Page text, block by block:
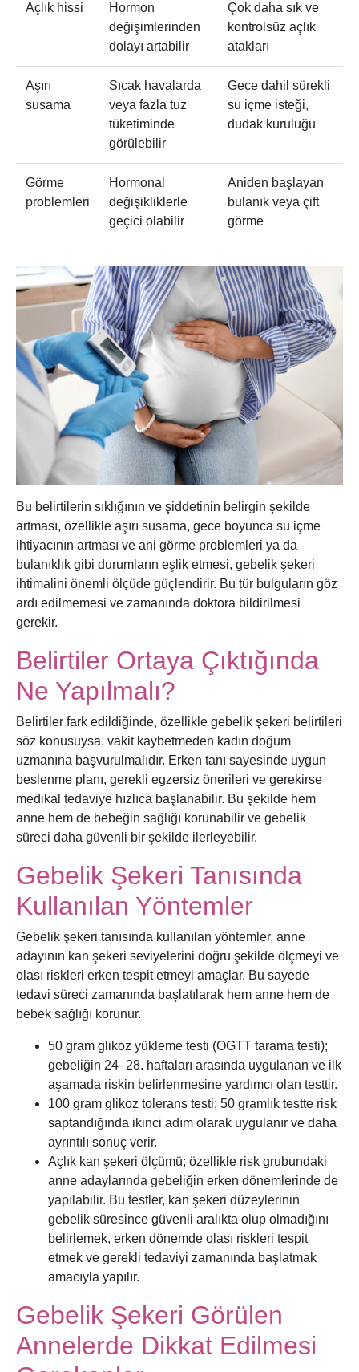
Açlık hissi
Hormon
değişimlerinden
dolayı artabilir
Çok daha sık ve
kontrolsüz açlık
atakları
Aşırı
susama
Sıcak havalarda
veya fazla tuz
tüketiminde
görülebilir
Gece dahil sürekli
su içme isteği,
dudak kuruluğu
Görme
problemleri
Hormonal
değişikliklerle
geçici olabilir
Aniden başlayan
bulanık veya çift
görme
Bu belirtilerin sıklığının ve şiddetinin belirgin şekilde
artması, özellikle aşırı susama, gece boyunca su içme
ihtiyacının artması ve ani görme problemleri ya da
bulanıklık gibi durumların eşlik etmesi, gebelik şekeri
ihtimalini önemli ölçüde güçlendirir. Bu tür bulguların göz
ardı edilmemesi ve zamanında doktora bildirilmesi
gerekir.
Belirtiler Ortaya Çıktığında
Ne Yapılmalı?
Belirtiler fark edildiğinde, özellikle gebelik şekeri belirtileri
söz konusuysa, vakit kaybetmeden kadın doğum
uzmanına başvurulmalıdır. Erken tanı sayesinde uygun
beslenme planı, gerekli egzersiz önerileri ve gerekirse
medikal tedaviye hızlıca başlanabilir. Bu şekilde hem
anne hem de bebeğin sağlığı korunabilir ve gebelik
süreci daha güvenli bir şekilde ilerleyebilir.
Gebelik Şekeri Tanısında
Kullanılan Yöntemler
Gebelik şekeri tanısında kullanılan yöntemler, anne
adayının kan şekeri seviyelerini doğru şekilde ölçmeyi ve
olası riskleri erken tespit etmeyi amaçlar. Bu sayede
tedavi süreci zamanında başlatılarak hem anne hem de
bebek sağlığı korunur.
50 gram glikoz yükleme testi (OGTT tarama testi);
gebeliğin 24–28. haftaları arasında uygulanan ve ilk
aşamada riskin belirlenmesine yardımcı olan testtir.
100 gram glikoz tolerans testi; 50 gramlık testte risk
saptandığında ikinci adım olarak uygulanır ve daha
ayrıntılı sonuç verir.
Açlık kan şekeri ölçümü; özellikle risk grubundaki
anne adaylarında gebeliğin erken dönemlerinde de
yapılabilir. Bu testler, kan şekeri düzeylerinin
gebelik süresince güvenli aralıkta olup olmadığını
belirlemek, erken dönemde olası riskleri tespit
etmek ve gerekli tedaviyi zamanında başlatmak
amacıyla yapılır.
Gebelik Şekeri Görülen
Annelerde Dikkat Edilmesi